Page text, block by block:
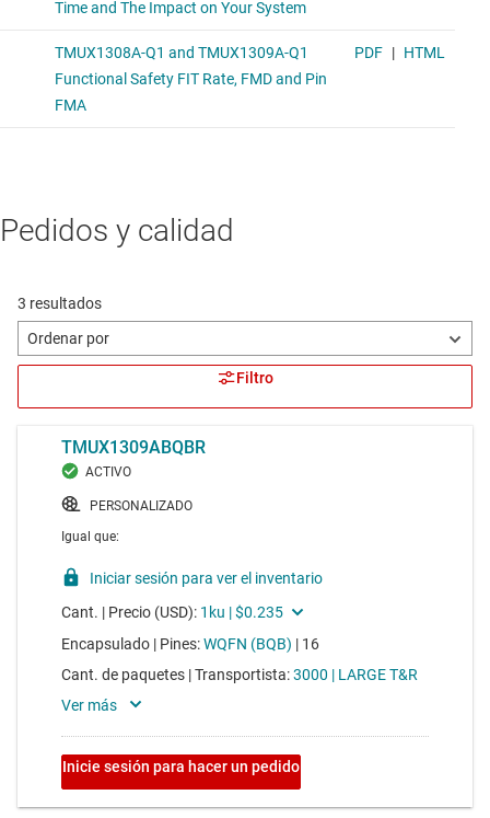
Pedidos y calidad